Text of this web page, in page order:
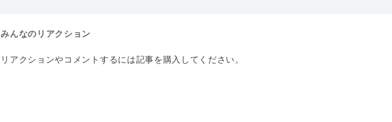
みんなのリアクション
リアクションやコメントするには記事を購入してください。